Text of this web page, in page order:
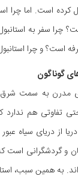
کرده است. اما چرا
چرا سفر به
است؟ و چرا
گوناگون
مدرن به سمت
تفاوتی هم ندارد
از دریای سیاه
و گردشگرانی است
به همین سبب،